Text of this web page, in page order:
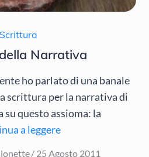
Scrittura
Narrativa
ho parlato di una banale
scrittura per la narrativa di
su questo assioma: la
a leggere
Posted
25 Agosto 2011